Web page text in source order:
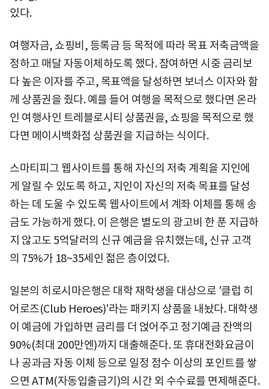
있다.
여행자금, 쇼핑비, 등록금 등 목적에 따라 목표 저축금액을
정하고 매달 자동이체하도록 했다. 참여하면 시중 금리보
다 높은 이자를 주고, 목표액을 달성하면 보너스 이자와 함
께 상품권을 줬다. 예를 들어 여행을 목적으로 했다면 온라
인 여행사인 트레블로시티 상품권을, 쇼핑을 목적으로 했
다면 메이시백화점 상품권을 지급하는 식이다.
스마티피그 웹사이트를 통해 자신의 저축 계획을 지인에
게 알릴 수 있도록 하고, 지인이 자신의 저축 목표를 달성
하는 데 도울 수 있도록 웹사이트에서 계좌 이체를 통해 송
금도 가능하게 했다. 이 은행은 별도의 광고비 한 푼 지급하
지 않고도 5억달러의 신규 예금을 유치했는데, 신규 고객
의 75%가 18~35세인 젊은 층이었다.
일본의 히로시마은행은 대학 재학생을 대상으로 '클럽 히
어로즈(Club Heroes)'라는 패키지 상품을 내놨다. 대학생
이 예금에 가입하면 금리를 더 얹어주고 정기예금 잔액의
90%(최대 200만엔)까지 대출해준다. 또 휴대전화요금이
나 공과금 자동 이체 등으로 일정 점수 이상의 포인트를 쌓
으면 ATM(자동입출금기)의 시간 외 수수료를 면제해준다.